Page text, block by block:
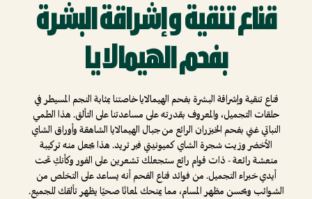
قناع تنقية وإشراقة البشرة
بفحم الهيمالايا
قناع تنقية وإشراقة البشرة بفحم الهيمالايا خاصتنا بمثابة النجم المسيطر في
حلقات التجميل، والمعروف بقدرته على مساعدتنا على التألق. هذا الطمي
النباتي غني بفحم الخيزران الرائع من جبال الهيمالايا الشاهقة وأوراق الشاي
الأخضر وزيت شجرة الشاي كميونيتي فير تريد. هذا يجعل منه تركيبة
منعشة رائعة - ذات قوام رائع ستجعلك تشعرين على الفور وكأنكِ تحت
أيدي خبراء التجميل. من فوائد قناع الفحم أنه يساعد على التخلص من
الشوائب ويحسن مظهر المسام، مما يمنحك لمعانًا صحيًا يظهر تألقك للجميع.